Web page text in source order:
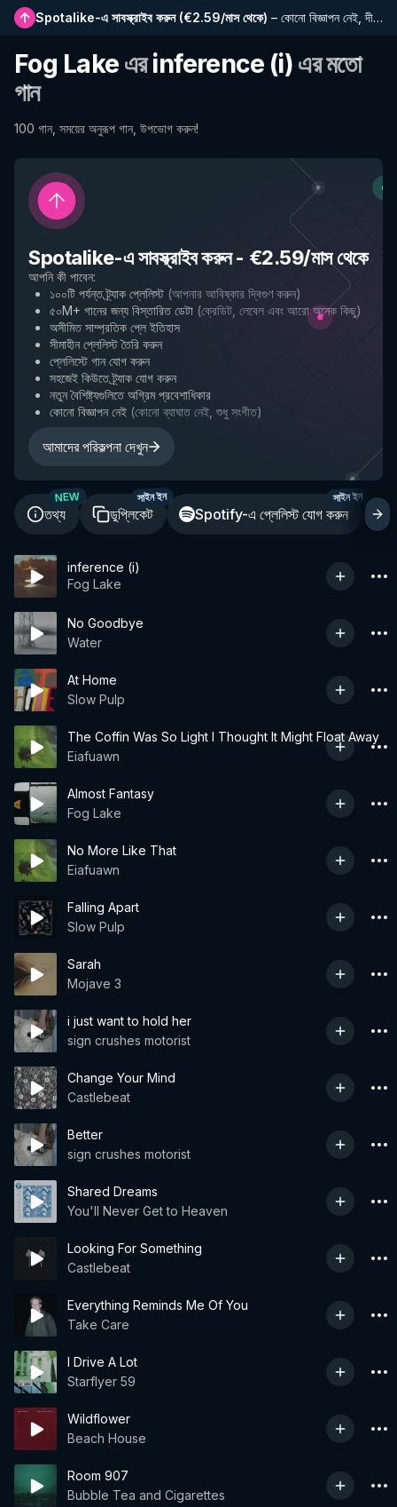
Spotalike-এ সাবস্ক্রাইব করুন(€2.59/মাস থেকে) – কোনো বিজ্ঞাপন নেই, দীর্ঘতর প্লেলিস্ট, সম্পূর্ণ ইতিহাস এবং নতুন বৈশিষ্ট্যে প্রাথমিক প্রবেশাধিকার
Fog Lake এরinference (i) এর মতো
গান
100 গান, সময়ের অনুরূপ গান, উপভোগ করুন!
Spotalike-এ সাবস্ক্রাইব করুন- €2.59/মাস থেকে
আপনি কী পাবেন:
১০০টি পর্যন্ত ট্র্যাক প্লেলিস্ট (আপনার আবিষ্কার দ্বিগুণ করুন)
৫০M+ গানের জন্য বিস্তারিত ডেটা (ক্রেডিট, লেবেল এবং আরো অনেক কিছু)
অসীমিত সাম্প্রতিক প্লে ইতিহাস
সীমাহীন প্লেলিস্ট তৈরি করুন
প্লেলিস্টে গান যোগ করুন
সহজেই কিউতে ট্র্যাক যোগ করুন
নতুন বৈশিষ্ট্যগুলিতে অগ্রিম প্রবেশাধিকার
কোনো বিজ্ঞাপন নেই (কোনো ব্যাঘাত নেই, শুধু সংগীত)
আমাদের পরিকল্পনা দেখুন
তথ্য
NEW
ডুপ্লিকেট
সাইন ইন
Spotify-এ প্লেলিস্ট যোগ করুন
সাইন ইন
inference (i)
Fog Lake
No Goodbye
Water
At Home
Slow Pulp
The Coffin Was So Light I Thought It Might Float Away
Eiafuawn
Almost Fantasy
Fog Lake
No More Like That
Eiafuawn
Falling Apart
Slow Pulp
Sarah
Mojave 3
i just want to hold her
sign crushes motorist
Change Your Mind
Castlebeat
Better
sign crushes motorist
Shared Dreams
You'll Never Get to Heaven
Looking For Something
Castlebeat
Everything Reminds Me Of You
Take Care
I Drive A Lot
Starflyer 59
Wildflower
Beach House
Room 907
Bubble Tea and Cigarettes